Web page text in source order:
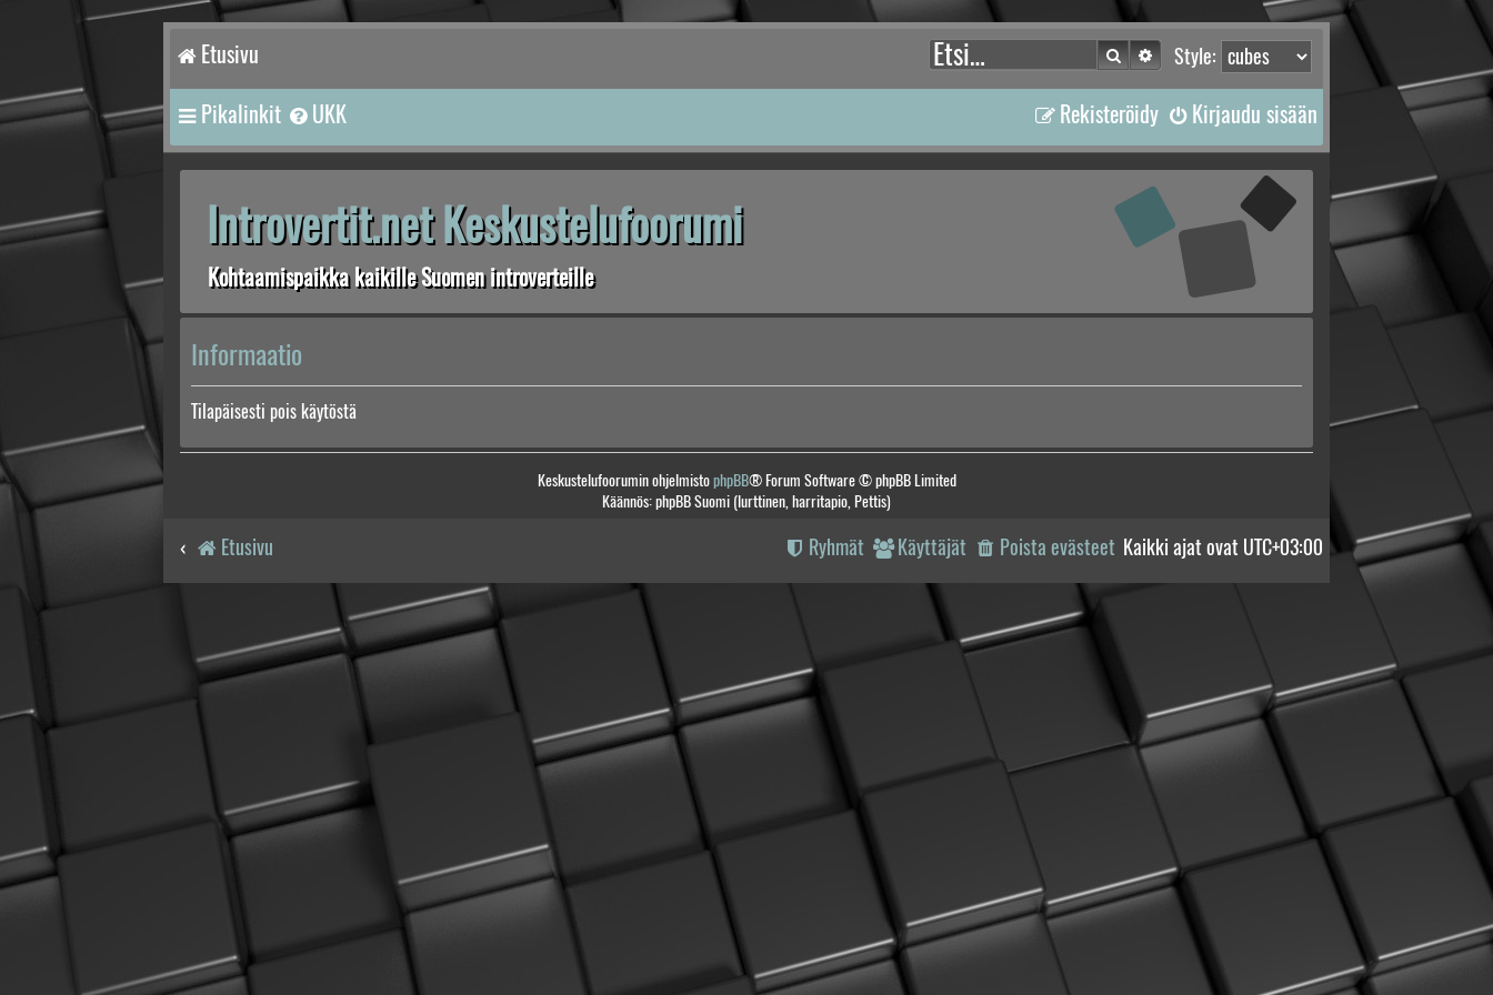
Etusivu Style:
Etsi Tarkennettu haku
Pikalinkit UKK Kirjaudu sisään
Rekisteröidy
Introvertit.net Keskustelufoorumi
Kohtaamispaikka kaikille Suomen introverteille
Informaatio
Tilapäisesti pois käytöstä
Keskustelufoorumin ohjelmistophpBB® Forum Software © phpBB Limited
Käännös: phpBB Suomi (lurttinen, harritapio, Pettis)
Etusivu Kaikki ajat ovat UTC+03:00
Poista evästeet
Käyttäjät
Ryhmät